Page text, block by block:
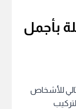
بأجمل
للأشخاص